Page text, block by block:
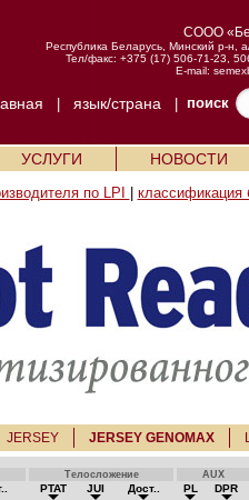
СООО
Республика Беларусь, Минский р-н,
Тел/факс: +375 (17) 506-71-23,
E-mail:
язык/страна| поиск
УСЛУГИ НОВОСТИ
по LPI классификация
JERSEY JERSEY GENOMAX
Телосложение AUX
PTAT JUI Дост.. PL DPR